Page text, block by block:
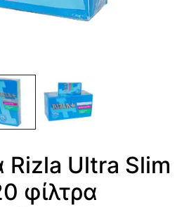
Rizla Ultra Slim
φίλτρα